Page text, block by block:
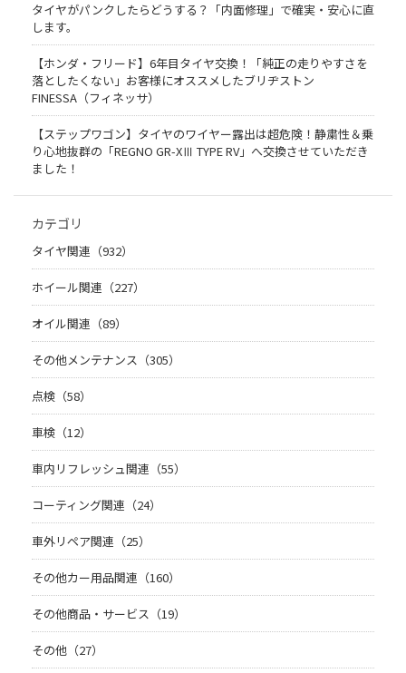
タイヤがパンクしたらどうする？「内面修理」で確実・安心に直
します。
【ホンダ・フリード】6年目タイヤ交換！「純正の走りやすさを
落としたくない」お客様にオススメしたブリヂストン
FINESSA（フィネッサ）
【ステップワゴン】タイヤのワイヤー露出は超危険！静粛性＆乗
り心地抜群の「REGNO GR-XⅢ TYPE RV」へ交換させていただき
ました！
カテゴリ
タイヤ関連（932）
ホイール関連（227）
オイル関連（89）
その他メンテナンス（305）
点検（58）
車検（12）
車内リフレッシュ関連（55）
コーティング関連（24）
車外リペア関連（25）
その他カー用品関連（160）
その他商品・サービス（19）
その他（27）